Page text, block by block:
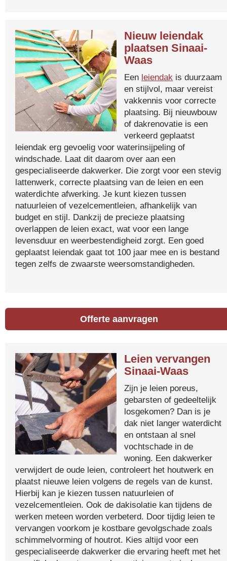
Nieuw leiendak
plaatsen Sinaai-
Waas
Een leiendak is duurzaam
en stijlvol, maar vereist
vakkennis voor correcte
plaatsing. Bij nieuwbouw
of dakrenovatie is een
verkeerd geplaatst
leiendak erg gevoelig voor waterinsijpeling of
windschade. Laat dit daarom over aan een
gespecialiseerde dakwerker. Die zorgt voor een stevig
lattenwerk, correcte plaatsing van de leien en een
waterdichte afwerking. Je kunt kiezen tussen
natuurleien of vezelcementleien, afhankelijk van
budget en stijl. Dankzij de precieze plaatsing
overlappen de leien exact, wat voor een lange
levensduur en weerbestendigheid zorgt. Een goed
geplaatst leiendak gaat tot 100 jaar mee en is bestand
tegen zelfs de zwaarste weersomstandigheden.
Offerte aanvragen
Leien vervangen
Sinaai-Waas
Zijn je leien poreus,
gebarsten of gedeeltelijk
losgekomen? Dan is je
dak niet langer waterdicht
en ontstaan al snel
vochtschade in de
woning. Een dakwerker
verwijdert de oude leien, controleert het houtwerk en
plaatst nieuwe leien volgens de regels van de kunst.
Hierbij kan je kiezen tussen natuurleien of
vezelcementleien. Ook de dakisolatie kan tijdens de
werken meteen worden verbeterd. Door tijdig leien te
vervangen voorkom je kostbare gevolgschade zoals
schimmelvorming of houtrot. Kies altijd voor een
gespecialiseerde dakwerker die ervaring heeft met het